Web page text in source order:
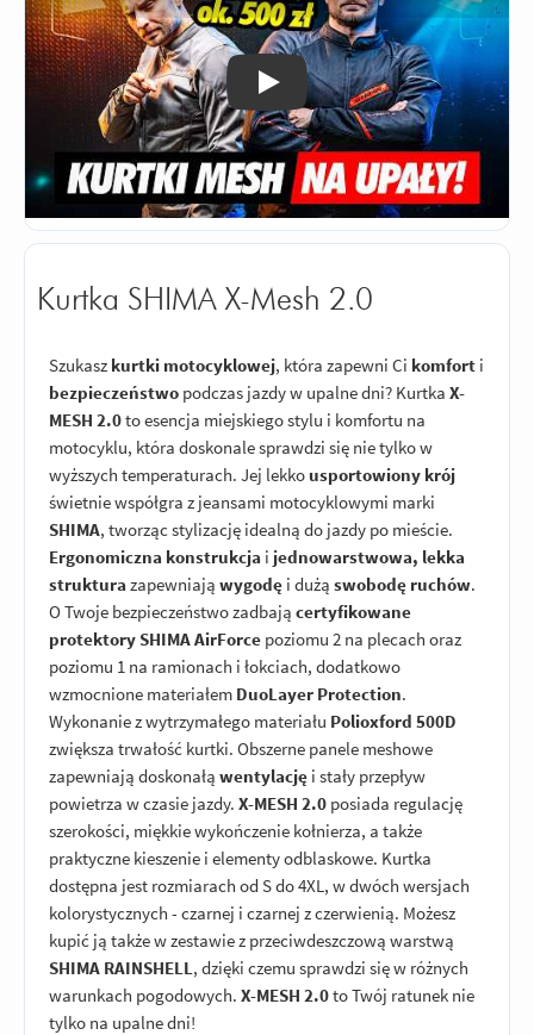
Odtwórz
Kurtka SHIMA X-Mesh 2.0
Szukasz kurtki motocyklowej, która zapewni Ci komfort i
bezpieczeństwo podczas jazdy w upalne dni? Kurtka X-
MESH 2.0to esencja miejskiego stylu i komfortu na
motocyklu, która doskonale sprawdzi się nie tylko w
wyższych temperaturach. Jej lekko usportowiony krój
świetnie współgra z jeansami motocyklowymi marki
SHIMA, tworząc stylizację idealną do jazdy po mieście.
Ergonomiczna konstrukcja i jednowarstwowa, lekka
struktura zapewniają wygodę i dużą swobodę ruchów.
O Twoje bezpieczeństwo zadbają certyfikowane
protektory SHIMA AirForce poziomu 2 na plecach oraz
poziomu 1 na ramionach i łokciach, dodatkowo
wzmocnione materiałem DuoLayer Protection.
Wykonanie z wytrzymałego materiału Polioxford 500D
zwiększa trwałość kurtki. Obszerne panele meshowe
zapewniają doskonałą wentylację i stały przepływ
powietrza w czasie jazdy. X-MESH 2.0 posiada regulację
szerokości, miękkie wykończenie kołnierza, a także
praktyczne kieszenie i elementy odblaskowe. Kurtka
dostępna jest rozmiarach od S do 4XL, w dwóch wersjach
kolorystycznych - czarnej i czarnej z czerwienią. Możesz
kupić ją także w zestawie z przeciwdeszczową warstwą
SHIMA RAINSHELL , dzięki czemu sprawdzi się w różnych
warunkach pogodowych. X-MESH 2.0to Twój ratunek nie
tylko na upalne dni!